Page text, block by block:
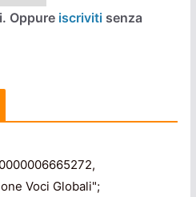
Oppure iscrivitisenza
Voci Globali";